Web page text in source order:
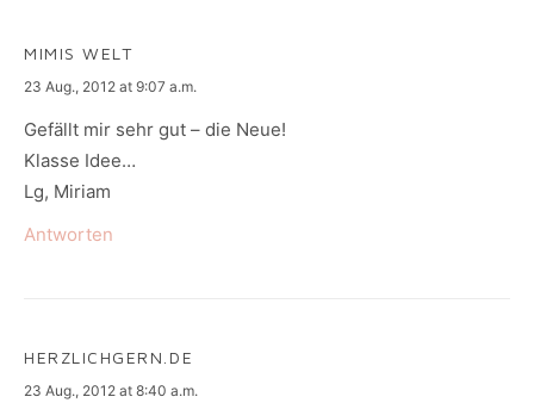
MIMIS WELT
says:
23 Aug., 2012 at 9:07 a.m.
Gefällt mir sehr gut – die Neue!
Klasse Idee…
Lg, Miriam
Antworten
HERZLICHGERN.DE
says:
23 Aug., 2012 at 8:40 a.m.